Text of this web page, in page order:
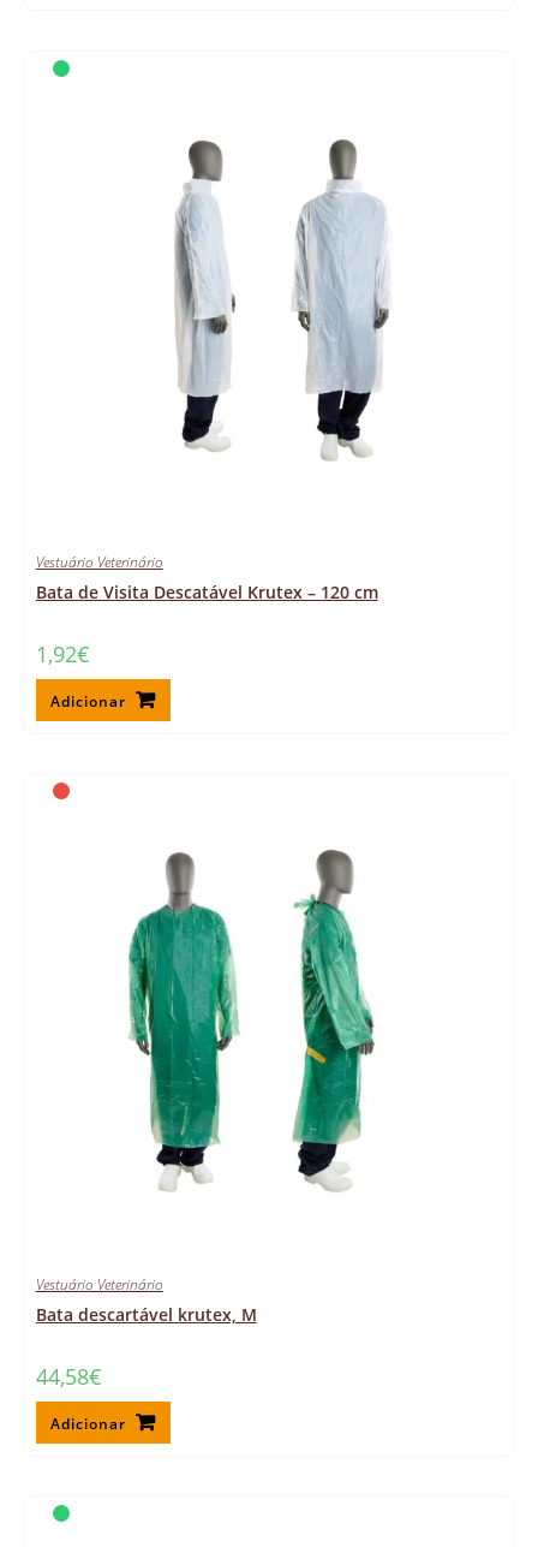
Vestuário Veterinário
Bata de Visita Descatável Krutex – 120 cm
1,92€
Adicionar
Vestuário Veterinário
Bata descartável krutex, M
44,58€
Adicionar